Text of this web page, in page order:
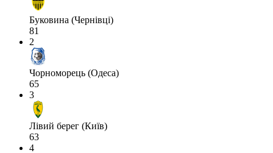
Буковина (Чернівці)
81
2
Чорноморець (Одеса)
65
3
Лівий берег (Київ)
63
4